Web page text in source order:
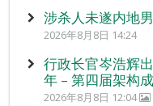
涉杀人未遂内地
2026年8月8日 14:24
行政长官岑浩辉
年 – 第四届架构
2026年8月8日 12:04